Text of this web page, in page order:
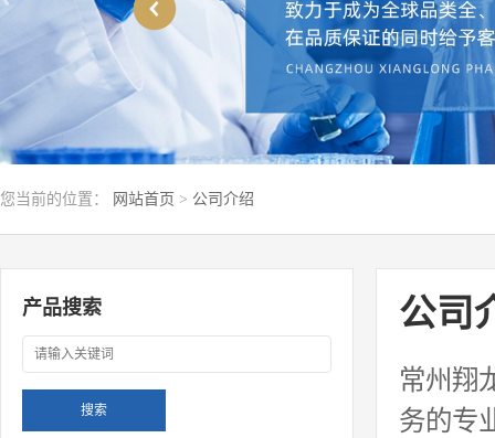
您当前的位置： 网站首页 > 公司介绍
产品搜索 公司
常州翔
务的专